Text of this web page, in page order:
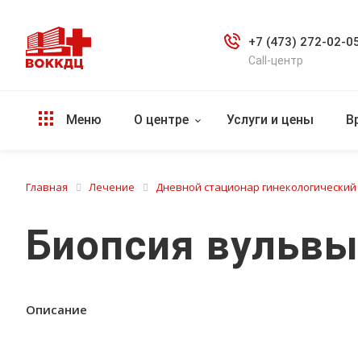
+7 (473) 272-02-
Call-центр
Меню О центре Услуги и цены
Главная Лечение Дневной стационар гинекологический
Биопсия вульвы
Описание